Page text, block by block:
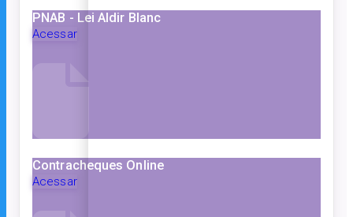
PNAB - Lei Aldir Blanc
Acessar
Contracheques Online
Acessar